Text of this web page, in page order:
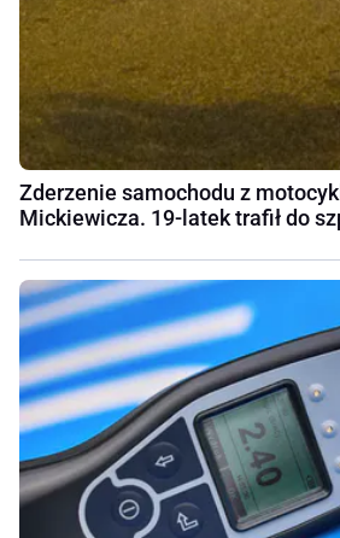
Zderzenie samochodu z
Mickiewicza. 19-latek trafił do